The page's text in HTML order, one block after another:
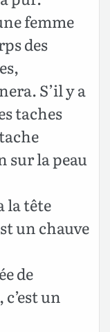
femme
des
S’il y a
taches
sur la peau
la tête
un chauve
de
un